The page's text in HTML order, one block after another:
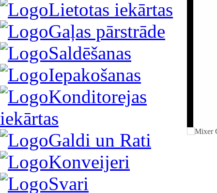
Lietotas iekārtas
Gaļas pārstrāde
Saldēšanas
Iepakošanas
Konditorejas
iekārtas
Galdi un Rati
Konveijeri
Svari